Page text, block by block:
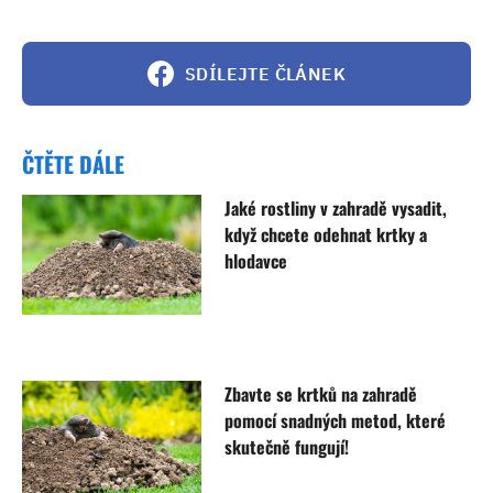
SDÍLEJTE ČLÁNEK
ČTĚTE DÁLE
Jaké rostliny v zahradě vysadit,
když chcete odehnat krtky a
hlodavce
Zbavte se krtků na zahradě
pomocí snadných metod, které
skutečně fungují!